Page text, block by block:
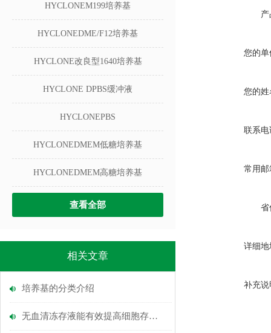
HYCLONEM199培养基
HYCLONEDME/F12培养基
HYCLONE改良型1640培养基
HYCLONE DPBS缓冲液
HYCLONEPBS
HYCLONEDMEM低糖培养基
HYCLONEDMEM高糖培养基
查看全部
相关文章
培养基的分类介绍
无血清冻存液能有效提高细胞存活率和复苏活性
您的单
您的姓
联系电
常用邮
省
详细地
补充说